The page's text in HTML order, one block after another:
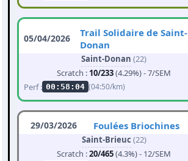
05/04/2026
Trail Solidaire de Saint-
Donan
Saint-Donan (22)
Scratch : 10/233(4.29%) - 7/SEM
Perf : 00:58:04 (04:50/km)
29/03/2026 Foulées Briochines
Saint-Brieuc (22)
Scratch :20/465(4.3%) - 12/SEM